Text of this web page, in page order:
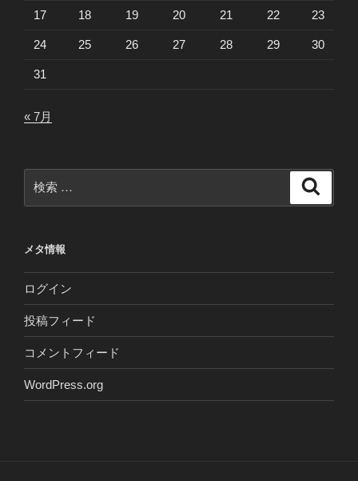
17 18 19 20 21 22 23
24 25 26 27 28 29 30
31
« 7月
索:
メタ情報
ログイン
投稿フィード
コメントフィード
WordPress.org